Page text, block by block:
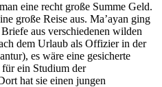
eine recht große Summe Geld.
große Reise aus. Ma’ayan ging
aus verschiedenen wilden
dem Urlaub als Offizier in der
es wäre eine gesicherte
ein Studium der
hat sie einen jungen